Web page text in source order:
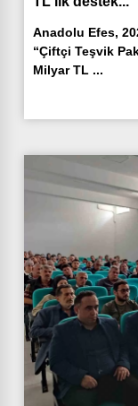
Anadolu Efes,
“Çiftçi Teşvik
Milyar TL ...